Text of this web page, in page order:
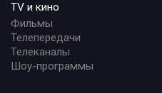
TV и кино
Фильмы
Телепередачи
Телеканалы
Шоу-программы